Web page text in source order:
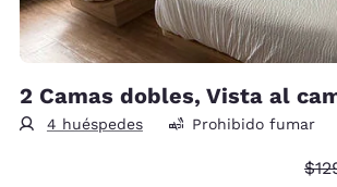
2 Camas dobles, Vista al
4 huéspedes Prohibido fumar